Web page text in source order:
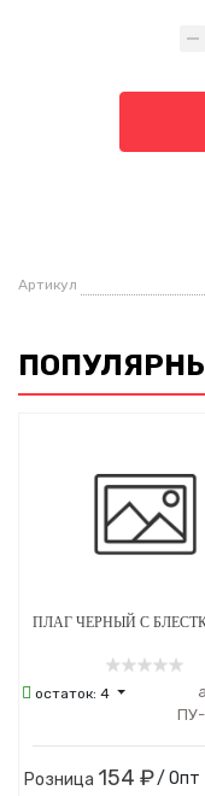
Артикул
остаток: 4
Розница 154 ₽/ Опт